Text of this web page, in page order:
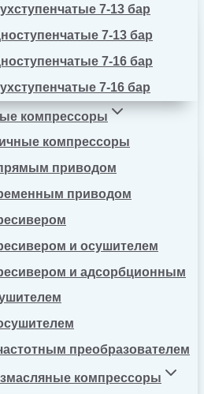
7-13 бар
7-13 бар
7-16 бар
7-16 бар
компрессоры
компрессоры
приводом
приводом
и осушителем
и адсорбционным
преобразователем
компрессоры